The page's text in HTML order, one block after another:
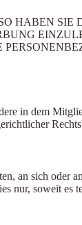
HABEN SIE
in dem
an sich oder
nur, soweit es